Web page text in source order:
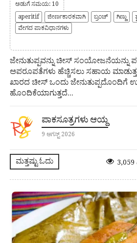
ಅಡುಗೆ ಸಮಯ: 10
aperitif
ಜೀರ್ಣಕಾರಕವಾಗಿ ಬ್ರಂಚ್ ಗಿಣ್ಣು
ವೇಗದ ಪಾಕವಿಧಾನಗಳು
ಜೇನುತುಪ್ಪವನ್ನು ಚೀಸ್ ಸಂಯೋಜನೆಯನ್ನು
ಅಪರೂಪತೆಗಳು ಹೆಚ್ಚಿಸಲು ಸಹಾಯ
ಖಾರದ ಚೀಸ್ ಒಂದು ಜೇನುತುಪ್ಪದೊಂದಿಗೆ
ಹೊಂದಿಕೆಯಾಗುತ್ತದೆ...
ಪಾಕಸೂತ್ರಗಳು ಆಯ್ದ
9 ಆಗಸ್ಟ್ 2026
ಮತ್ತಷ್ಟು ಓದು 3,059